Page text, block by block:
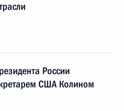
России
США Колином